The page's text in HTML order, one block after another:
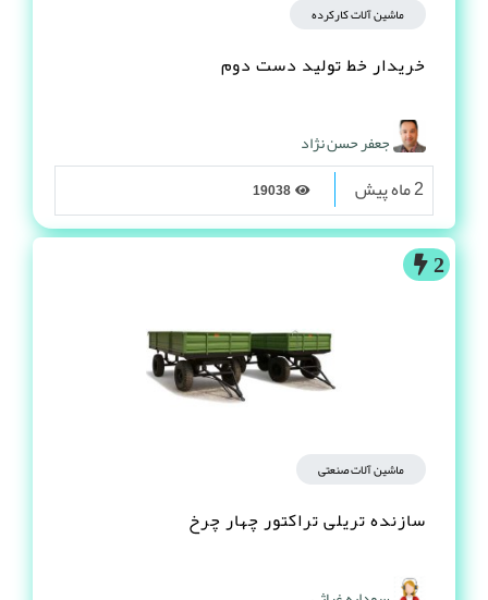
ماشین آلات کارکرده
خریدار خط تولید دست دوم
جعفر حسن نژاد
2 ماه پیش
2
ماشین آلات صنعتی
سازنده تریلی تراکتور چهار چرخ